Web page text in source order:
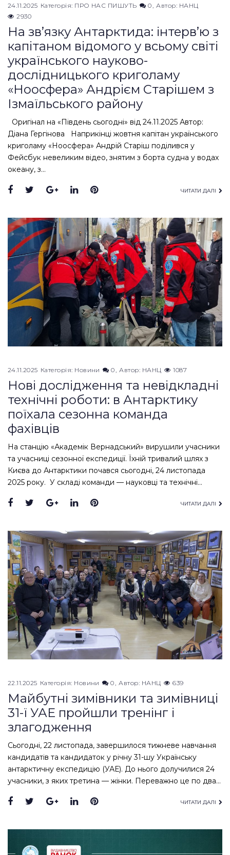
24.11.2025 Категорія: ПРО НАС ПИШУТЬ 0 Автор: НАНЦ
2930
На зв’язку Антарктида: інтерв’ю з
капітаном відомого у всьому світі
українського науково-
дослідницького криголаму
«Ноосфера» Андрієм Старішем з
Ізмаїльського району
Оригінал на «Південь сьогодні» від 24.11.2025 Автор:
Діана Гергінова Наприкінці жовтня капітан українського
криголаму «Ноосфера» Андрій Старіш поділився у
Фейсбук невеликим відео, знятим з борта судна у водах
океану, з…
Facebook
TwitterGoogle+
LinkedInPinterest ЧИТАТИ ДАЛІ
24.11.2025 Категорія: Новини 0 Автор: НАНЦ 1087
Нові дослідження та невідкладні
технічні роботи: в Антарктику
поїхала сезонна команда
фахівців
На станцію «Академік Вернадський» вирушили учасники
та учасниці сезонної експедиції. Їхній тривалий шлях з
Києва до Антарктики почався сьогодні, 24 листопада
2025 року. У складі команди — науковці та технічні…
Facebook
TwitterGoogle+
LinkedInPinterest ЧИТАТИ ДАЛІ
22.11.2025 Категорія: Новини 0 Автор: НАНЦ 639
Майбутні зимівники та зимівниці
31-ї УАЕ пройшли тренінг і
злагодження
Сьогодні, 22 листопада, завершилося тижневе навчання
кандидатів та кандидаток у річну 31-шу Українську
антарктичну експедицію (УАЕ). До нього долучилися 24
учасники, з яких третина — жінки. Переважно це по два…
Facebook
TwitterGoogle+
LinkedInPinterest ЧИТАТИ ДАЛІ